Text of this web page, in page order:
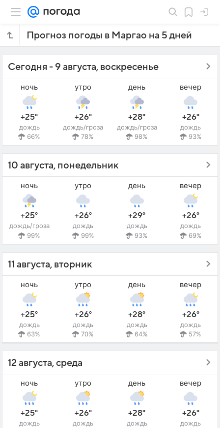
Прогноз погоды в Маргао на 5 дней
Сегодня - 9 августа, воскресенье
ночь
+25°
дождь
66%
утро
+26°
дождь/гроза
78%
день
+28°
дождь/гроза
98%
вечер
+26°
дождь
93%
10 августа, понедельник
ночь
+25°
дождь/гроза
99%
утро
+26°
дождь
99%
день
+29°
дождь
93%
вечер
+26°
дождь
69%
11 августа, вторник
ночь
+25°
дождь
63%
утро
+26°
дождь
70%
день
+28°
дождь
64%
вечер
+26°
дождь
57%
12 августа, среда
ночь
+25°
дождь
утро
+26°
дождь
день
+28°
дождь
вечер
+26°
дождь